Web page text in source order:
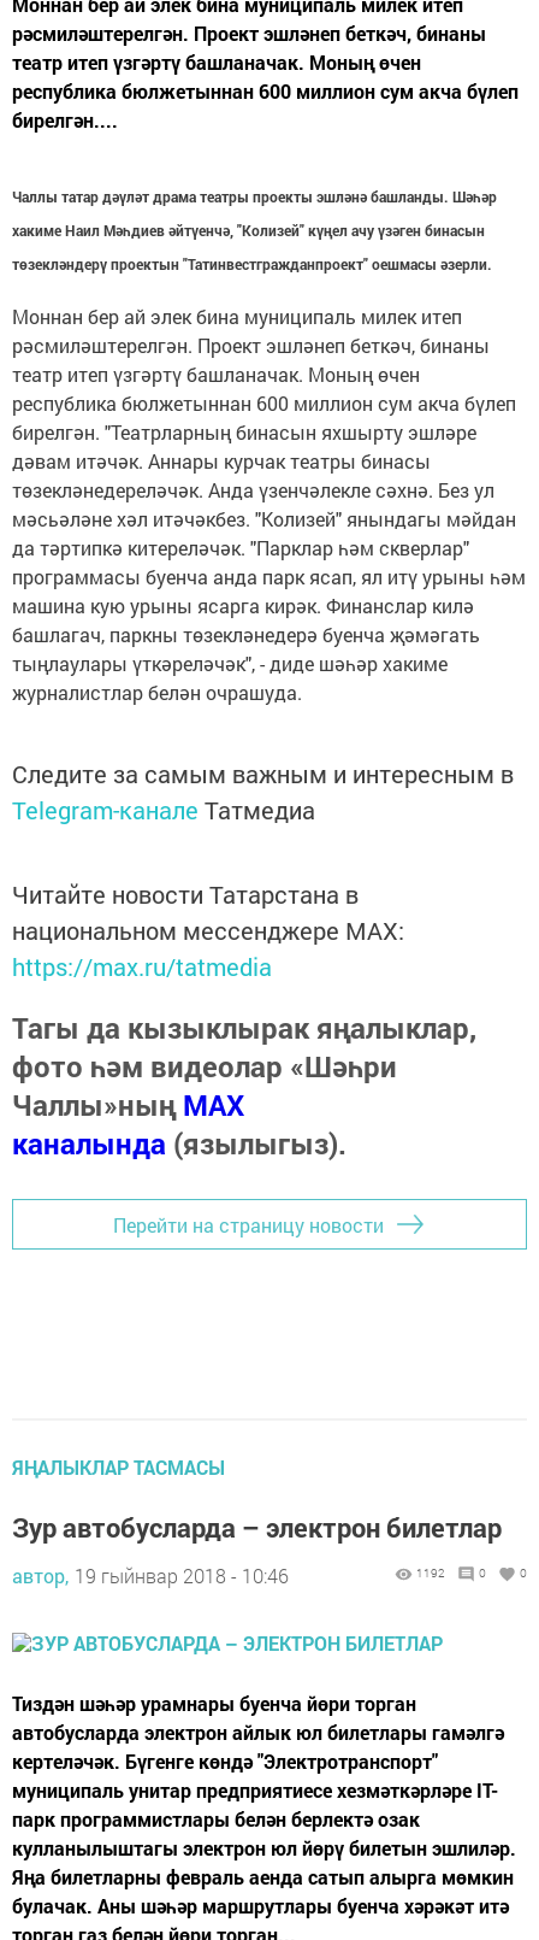
рәсмиләштерелгән. Проект эшләнеп беткәч, бинаны
театр итеп үзгәртү башланачак. Моның өчен
республика бюлжетыннан 600 миллион сум акча бүлеп
бирелгән....
Чаллы татар дәүләт драма театры проекты эшләнә башланды. Шәһәр
хакиме Наил Мәһдиев әйтүенчә, "Колизей" күңел ачу үзәген бинасын
төзекләндерү проектын "Татинвестгражданпроект" оешмасы әзерли.
Моннан бер ай элек бина муниципаль милек итеп
рәсмиләштерелгән. Проект эшләнеп беткәч, бинаны
театр итеп үзгәртү башланачак. Моның өчен
республика бюлжетыннан 600 миллион сум акча бүлеп
бирелгән. "Театрларның бинасын яхшырту эшләре
дәвам итәчәк. Аннары курчак театры бинасы
төзекләнедереләчәк. Анда үзенчәлекле сәхнә. Без ул
мәсьәләне хәл итәчәкбез. "Колизей" янындагы мәйдан
да тәртипкә китереләчәк. "Парклар һәм скверлар"
программасы буенча анда парк ясап, ял итү урыны һәм
машина кую урыны ясарга кирәк. Финанслар килә
башлагач, паркны төзекләнедерә буенча җәмәгать
тыңлаулары үткәреләчәк", - диде шәһәр хакиме
журналистлар белән очрашуда.
Следите за самым важным и интересным в
Telegram-канале Татмедиа
Читайте новости Татарстана в
национальном мессенджере MАХ:
https://max.ru/tatmedia
Тагы да кызыклырак яңалыклар,
фото һәм видеолар «Шәһри
Чаллы»ныңMAX
каналында (язылыгыз).
Перейти на страницу новости
ЯҢАЛЫКЛАР ТАСМАСЫ
Зур автобусларда – электрон билетлар
автор, 19 гыйнвар 2018 - 10:46 1192 0 0
Тиздән шәһәр урамнары буенча йөри торган
автобусларда электрон айлык юл билетлары гамәлгә
кертеләчәк. Бүгенге көндә "Электротранспорт"
муниципаль унитар предприятиесе хезмәткәрләре IT-
парк программистлары белән берлектә озак
кулланылыштагы электрон юл йөрү билетын эшлиләр.
Яңа билетларны февраль аенда сатып алырга мөмкин
булачак. Аны шәһәр маршрутлары буенча хәрәкәт итә
торган газ белән йөри торган...